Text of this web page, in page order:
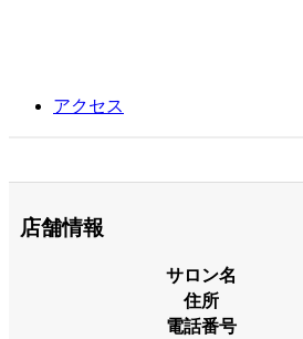
アクセス
店舗情報
サロン名
住所
電話番号